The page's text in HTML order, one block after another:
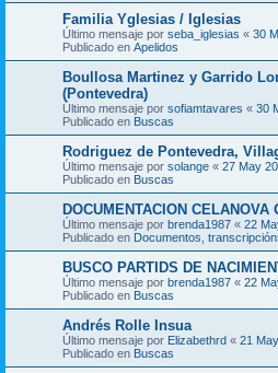
Familia Yglesias / Iglesias
Último mensaje por seba_iglesias « 30
Publicado en Apelidos
Boullosa Martinez y Garrido
(Pontevedra)
Último mensaje por sofiamtavares « 30
Publicado en Buscas
Rodriguez de Pontevedra,
Último mensaje por solange « 27 May
Publicado en Buscas
DOCUMENTACION CELANOVA
Último mensaje por brenda1987 « 22
Publicado en Documentos,
BUSCO PARTIDS DE
Último mensaje por brenda1987 « 22
Publicado en Buscas
Andrés Rolle Insua
Último mensaje por Elizabethrd « 21
Publicado en Buscas